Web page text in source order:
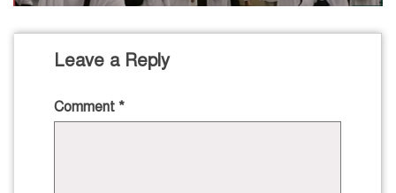
Leave a Reply
Comment *